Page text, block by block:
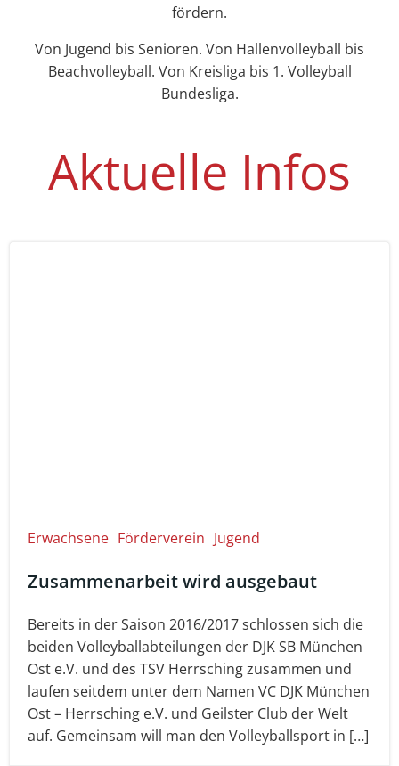
fördern.
Von Jugend bis Senioren. Von Hallenvolleyball bis
Beachvolleyball. Von Kreisliga bis 1. Volleyball
Bundesliga.
Aktuelle Infos
Erwachsene Förderverein Jugend
Zusammenarbeit wird ausgebaut
Bereits in der Saison 2016/2017 schlossen sich die
beiden Volleyballabteilungen der DJK SB München
Ost e.V. und des TSV Herrsching zusammen und
laufen seitdem unter dem Namen VC DJK München
Ost – Herrsching e.V. und Geilster Club der Welt
auf. Gemeinsam will man den Volleyballsport in […]